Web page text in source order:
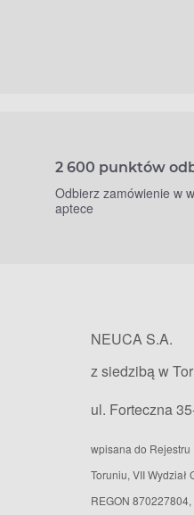
2 600 punktów
Odbierz zamówienie w
aptece
NEUCA S.A.
z siedzibą w
ul. Forteczna
wpisana do
Toruniu, VII
REGON